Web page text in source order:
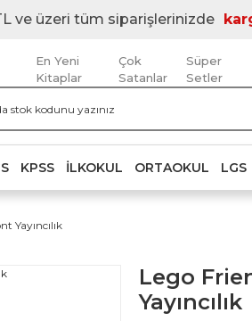
ve üzeri tüm siparişlerinizde
En Yeni
Kitaplar
Çok
Satanlar
Süper
Setler
KPSS İLKOKUL ORTAOKUL LGS
Yayıncılık
Lego
Yayıncılık